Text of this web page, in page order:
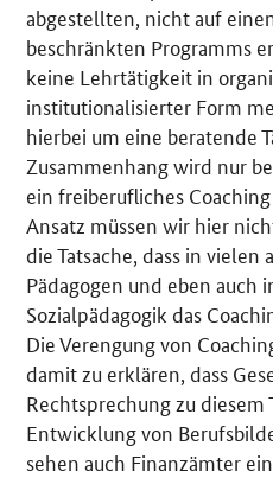
abgestellten, nicht auf
beschränkten Programms
keine Lehrtätigkeit in
institutionalisierter Form
hierbei um eine beratende
Zusammenhang wird nur
ein freiberufliches Coaching
Ansatz müssen wir hier
die Tatsache, dass in
Pädagogen und eben auch
Sozialpädagogik das
Die Verengung von
damit zu erklären, dass
Rechtsprechung zu
Entwicklung von
sehen auch Finanzämter